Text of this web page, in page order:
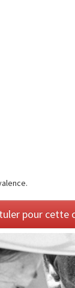
pour cette